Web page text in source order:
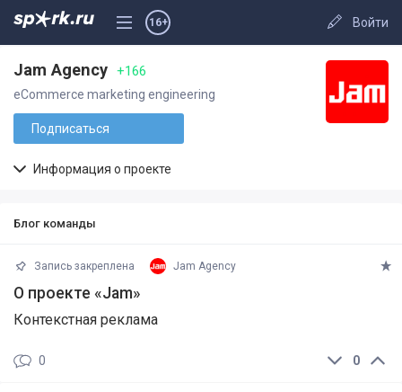
Войти
16+
Jam Agency +166
eCommerce marketing engineering
Подписаться
Информация о проекте
Блог команды
Запись закреплена Jam Agency
О проекте «Jam»
Контекстная реклама
0
0